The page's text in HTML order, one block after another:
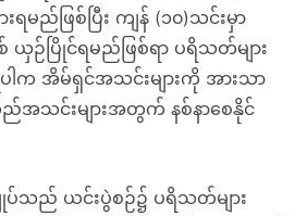
မည်ဖြစ်ပြီး ကျန် (၁၀)သင်းမှာ
ယှဉ်ပြိုင်ရမည်ဖြစ်ရာ ပရိသတ်များ
ါက အိမ်ရှင်အသင်းများကို အားသာ
အသင်းများအတွက် နစ်နာစေနိုင်
ပ်သည် ယင်းပွဲစဉ်၌ ပရိသတ်များ